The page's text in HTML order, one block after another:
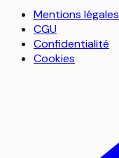
Mentions légales
CGU
Confidentialité
Cookies